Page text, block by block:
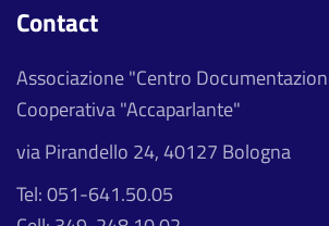
Contact
Associazione "Centro
Cooperativa "Accaparlante"
via Pirandello 24, 40127 Bologna
Tel: 051-641.50.05